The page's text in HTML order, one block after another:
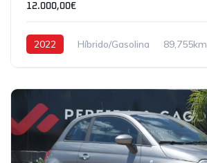
12.000,00€
2022 Híbrido/Gasolina 89,755km